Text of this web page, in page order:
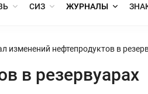
СИЗ ЖУРНАЛЫ
изменений нефтепродуктов в
в резервуарах